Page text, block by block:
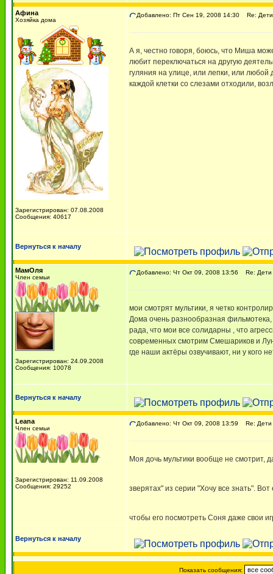
Афина
Хозяйка дома
Зарегистрирован: 07.08.2008
Сообщения: 40617
Добавлено: Пт Сен 19, 2008 14:30 Re:
А я, честно говоря, боюсь, что Миша
любит переключаться на другую
гуляния на улице, или лепки, или
каждой клетки со слезами отходили,
Вернуться к началу
МамОля
Член семьи
Зарегистрирован: 24.09.2008
Сообщения: 10078
Добавлено: Чт Окт 09, 2008 13:56 Re: Дети
мои смотрят мультики, я четко
Дома очень разнообразная
рада, что мои все солидарны , что
современных смотрим Смешариков и
где наши актёры озвучивают, ни у кого
Вернуться к началу
Leana
Член семьи
Зарегистрирован: 11.09.2008
Сообщения: 29252
Добавлено: Чт Окт 09, 2008 13:59 Re: Дети
Моя дочь мультики вообще не смотрит,
зверятах" из серии "Хочу все знать".
чтобы его посмотреть Соня даже свои
Вернуться к началу
Показать сообщения: